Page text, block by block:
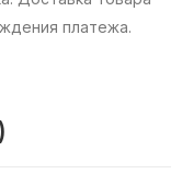
платежа.